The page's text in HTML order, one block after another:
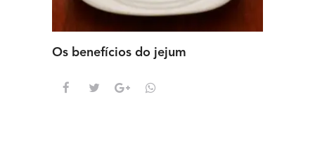
Os benefícios do jejum